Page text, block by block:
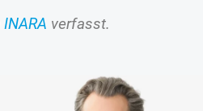
INARA verfasst.